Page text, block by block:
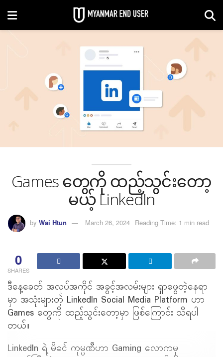
Games တွေကို ထည့်သွင်းတော့
မယ့် LinkedIn
by Wai Htun March 26, 2024 Reading Time: 1 min read
0
SHARES
ဒီနေ့ခေတ် အလုပ်အကိုင် အခွင့်အလမ်းများ ရှာဖွေတဲ့နေရာ
မှာ အသုံးများတဲ့ LinkedIn Social Media Platform ဟာ
Games တွေကို ထည့်သွင်းတော့မှာ ဖြစ်ကြောင်း သိရပါ
တယ်။
LinkedIn ရဲ့ မိခင် ကုမ္ပဏီဟာ Gaming လောကမှ